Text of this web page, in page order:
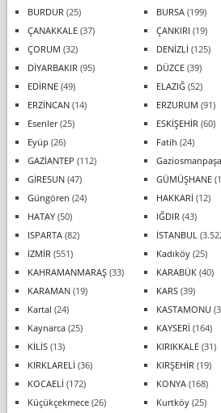
BURDUR (25) BURSA(199)
ÇANAKKALE(37) ÇANKIRI (19)
ÇORUM (32) DENİZLİ (125)
DİYARBAKIR (95) DÜZCE(39)
EDİRNE(49) ELAZIĞ(52)
ERZİNCAN(14) ERZURUM (91)
Esenler(25) ESKİŞEHİR (60)
Eyüp (26) Fatih (24)
GAZİANTEP (112) Gaziosmanpaşa
GİRESUN(47) GÜMÜŞHANE
Güngören (24) HAKKARİ (12)
HATAY(50) IĞDIR (43)
ISPARTA(82) İSTANBUL
İZMİR (551) Kadıköy(25)
KAHRAMANMARAŞ(33) KARABÜK(40)
KARAMAN(19) KARS(39)
Kartal (24) KASTAMONU
Kaynarca(25) KAYSERİ (164)
KİLİS(13) KIRIKKALE(31)
KIRKLARELİ (36) KIRŞEHİR (19)
KOCAELİ (172) KONYA(168)
Küçükçekmece(26) Kurtköy(25)